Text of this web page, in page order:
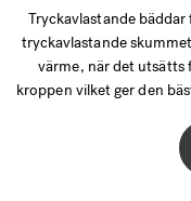
Tryckavlastande
tryckavlastande
värme, när det utsätts
kroppen vilket ger den